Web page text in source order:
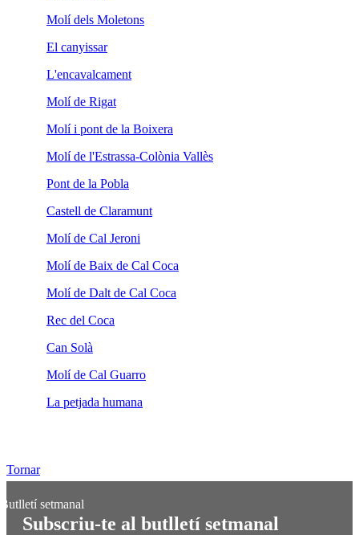
Molí dels Moletons
El canyissar
L'encavalcament
Molí de Rigat
Molí i pont de la Boixera
Molí de l'Estrassa-Colònia Vallès
Pont de la Pobla
Castell de Claramunt
Molí de Cal Jeroni
Molí de Baix de Cal Coca
Molí de Dalt de Cal Coca
Rec del Coca
Can Solà
Molí de Cal Guarro
La petjada humana
Tornar
Subscriu-te al butlletí setmanal